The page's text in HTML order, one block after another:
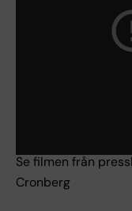
Se filmen från
Cronberg